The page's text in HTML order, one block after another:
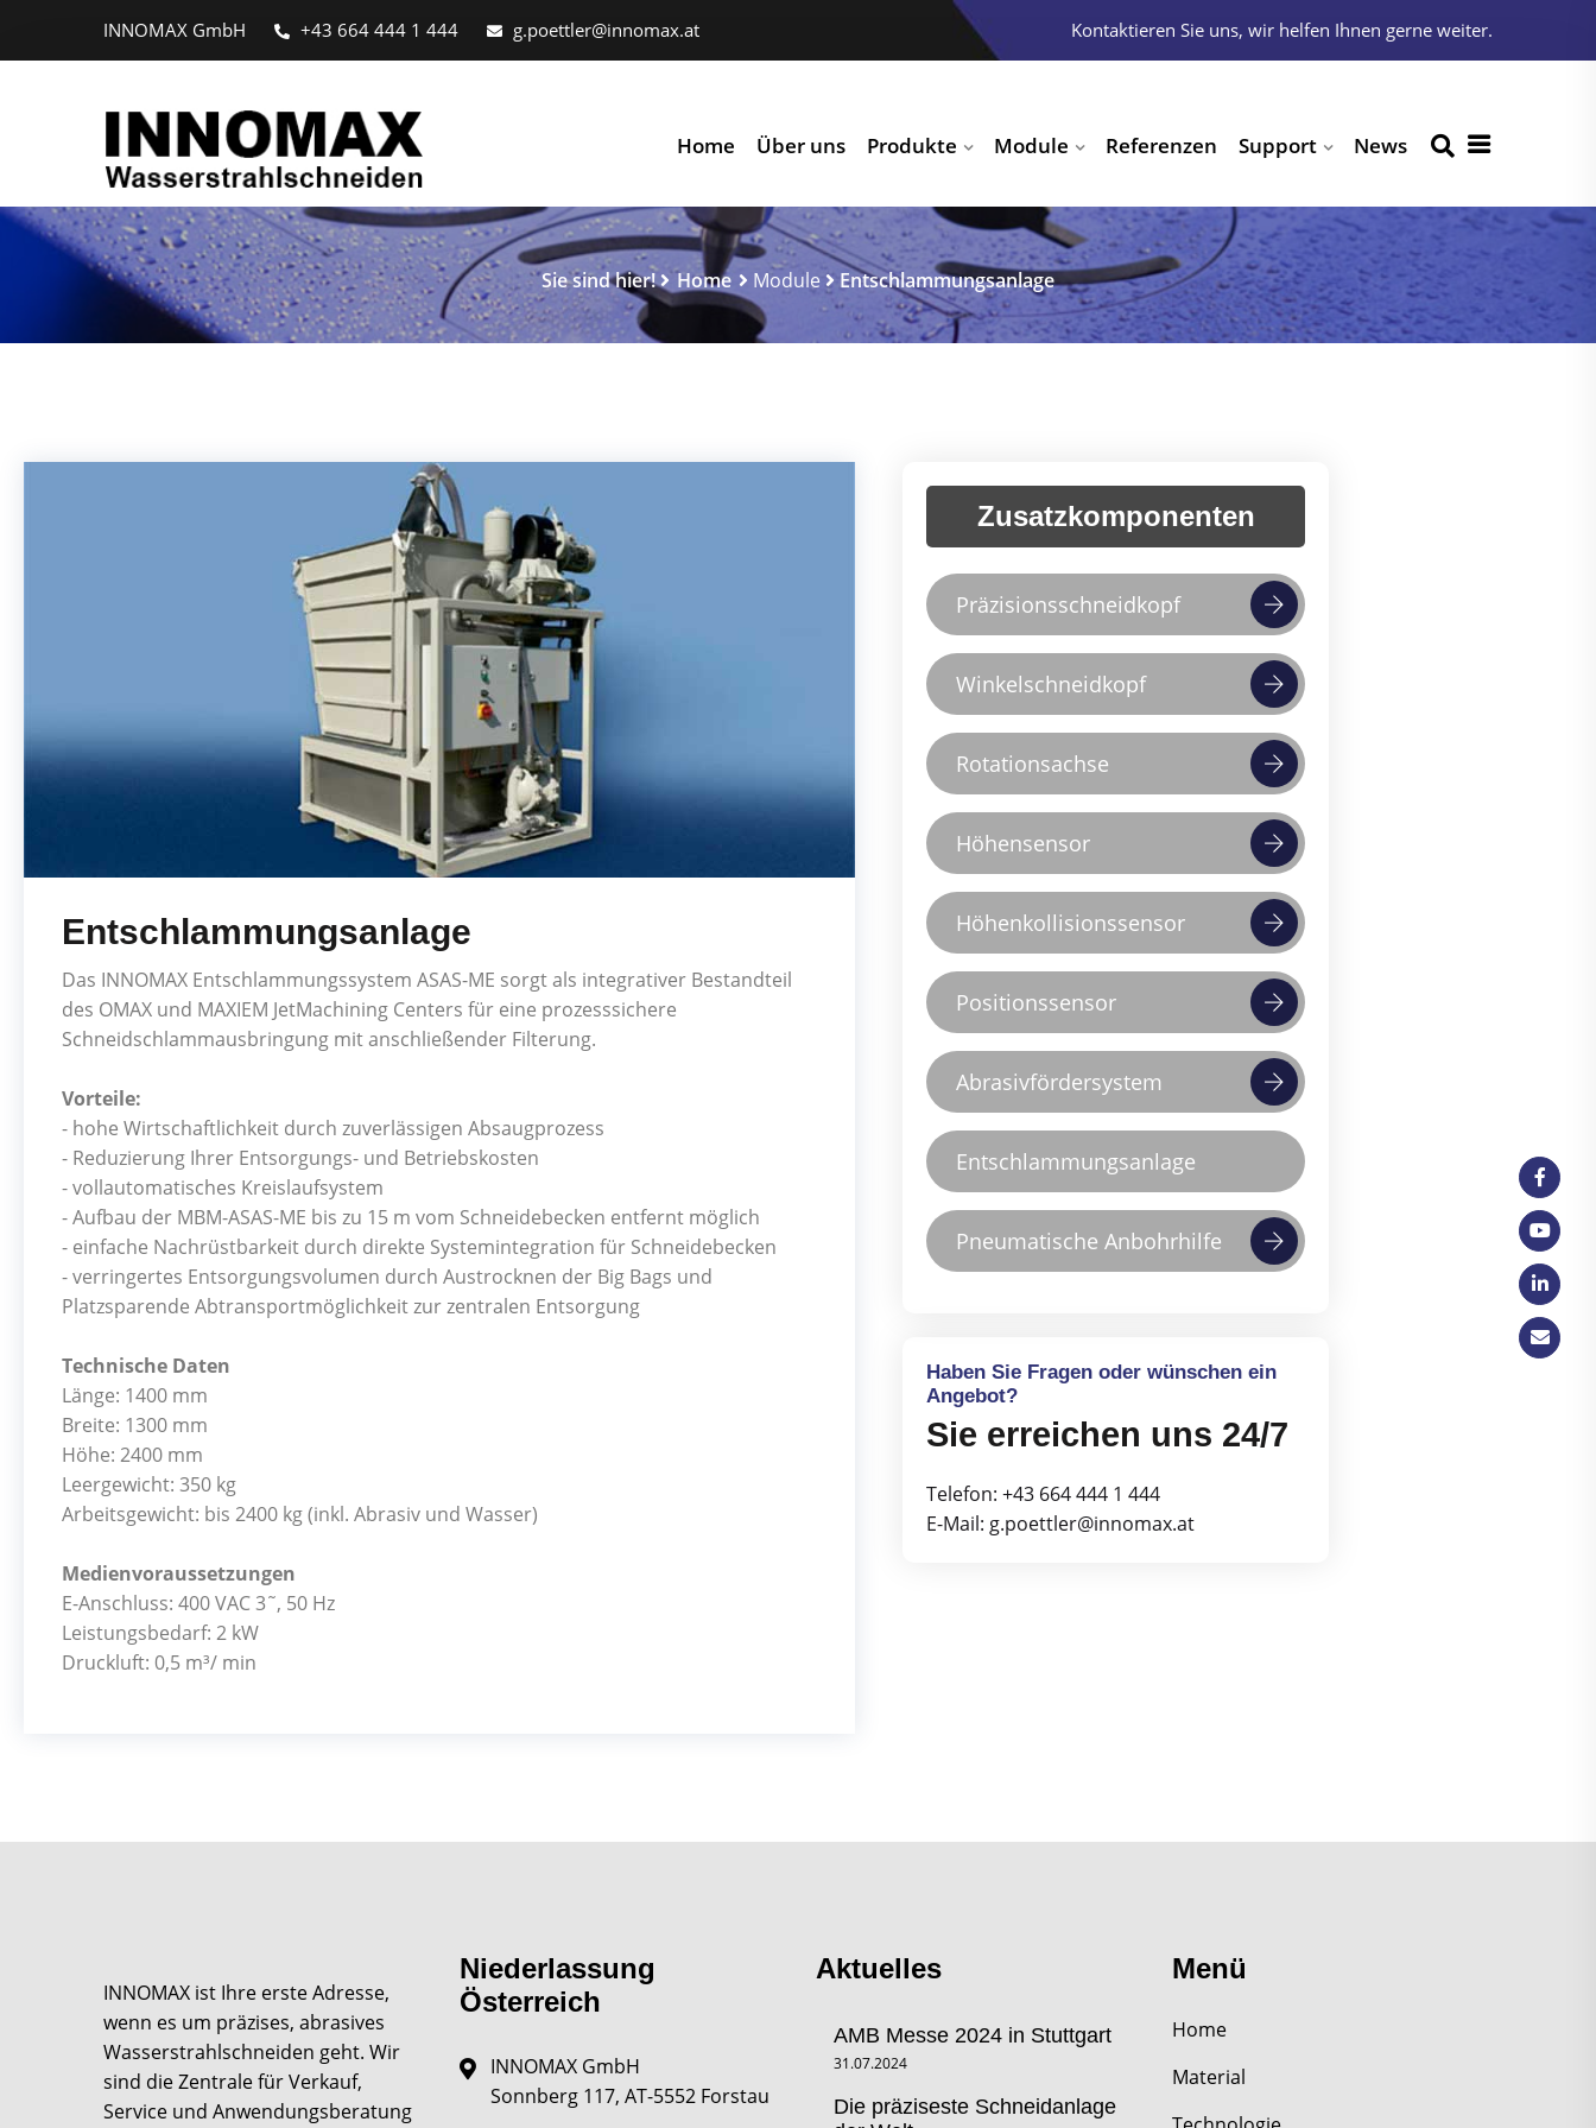
INNOMAX GmbH +43 664 444 1 444 g.poettler@innomax.at Kontaktieren Sie uns, wir helfen Ihnen gerne weiter.
Home Über uns Produkte Module Referenzen Support News
Sie sind hier! Home Module Entschlammungsanlage
Entschlammungsanlage
Das INNOMAX Entschlammungssystem ASAS-ME sorgt als integrativer Bestandteil
des OMAX und MAXIEM JetMachining Centers für eine prozesssichere
Schneidschlammausbringung mit anschließender Filterung.
Vorteile:
- hohe Wirtschaftlichkeit durch zuverlässigen Absaugprozess
- Reduzierung Ihrer Entsorgungs- und Betriebskosten
- vollautomatisches Kreislaufsystem
- Aufbau der MBM-ASAS-ME bis zu 15 m vom Schneidebecken entfernt möglich
- einfache Nachrüstbarkeit durch direkte Systemintegration für Schneidebecken
- verringertes Entsorgungsvolumen durch Austrocknen der Big Bags und
Platzsparende Abtransportmöglichkeit zur zentralen Entsorgung
Technische Daten
Länge: 1400 mm
Breite: 1300 mm
Höhe: 2400 mm
Leergewicht: 350 kg
Arbeitsgewicht: bis 2400 kg (inkl. Abrasiv und Wasser)
Medienvoraussetzungen
E-Anschluss: 400 VAC 3˜, 50 Hz
Leistungsbedarf: 2 kW
Druckluft: 0,5 m³/ min
Zusatzkomponenten
Präzisionsschneidkopf
Winkelschneidkopf
Rotationsachse
Höhensensor
Höhenkollisionssensor
Positionssensor
Abrasivfördersystem
Entschlammungsanlage
Pneumatische Anbohrhilfe
Haben Sie Fragen oder wünschen ein
Angebot?
Sie erreichen uns 24/7
Telefon: +43 664 444 1 444
E-Mail: g.poettler@innomax.at
INNOMAX ist Ihre erste Adresse,
wenn es um präzises, abrasives
Wasserstrahlschneiden geht. Wir
sind die Zentrale für Verkauf,
Service und Anwendungsberatung
Niederlassung
Österreich
INNOMAX GmbH
Sonnberg 117, AT-5552 Forstau
Aktuelles
AMB Messe 2024 in Stuttgart
31.07.2024
Die präziseste Schneidanlage
Menü
Home
Material